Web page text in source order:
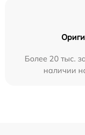
Более 20 тыс.
наличии